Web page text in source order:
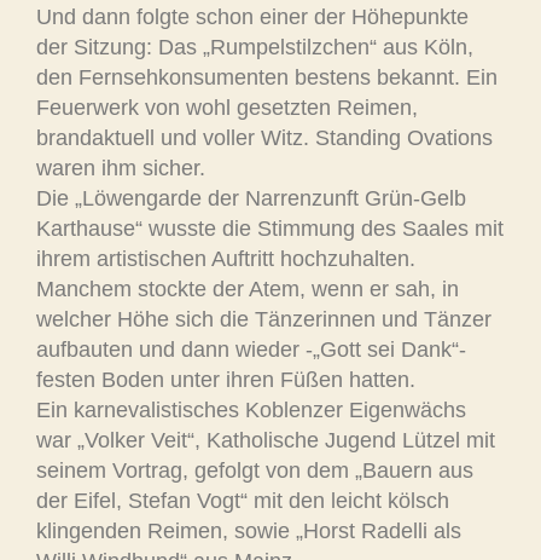
Und dann folgte schon einer der Höhepunkte
der Sitzung: Das „Rumpelstilzchen“ aus Köln,
den Fernsehkonsumenten bestens bekannt. Ein
Feuerwerk von wohl gesetzten Reimen,
brandaktuell und voller Witz. Standing Ovations
waren ihm sicher.
Die „Löwengarde der Narrenzunft Grün-Gelb
Karthause“ wusste die Stimmung des Saales mit
ihrem artistischen Auftritt hochzuhalten.
Manchem stockte der Atem, wenn er sah, in
welcher Höhe sich die Tänzerinnen und Tänzer
aufbauten und dann wieder -„Gott sei Dank“-
festen Boden unter ihren Füßen hatten.
Ein karnevalistisches Koblenzer Eigenwächs
war „Volker Veit“, Katholische Jugend Lützel mit
seinem Vortrag, gefolgt von dem „Bauern aus
der Eifel, Stefan Vogt“ mit den leicht kölsch
klingenden Reimen, sowie „Horst Radelli als